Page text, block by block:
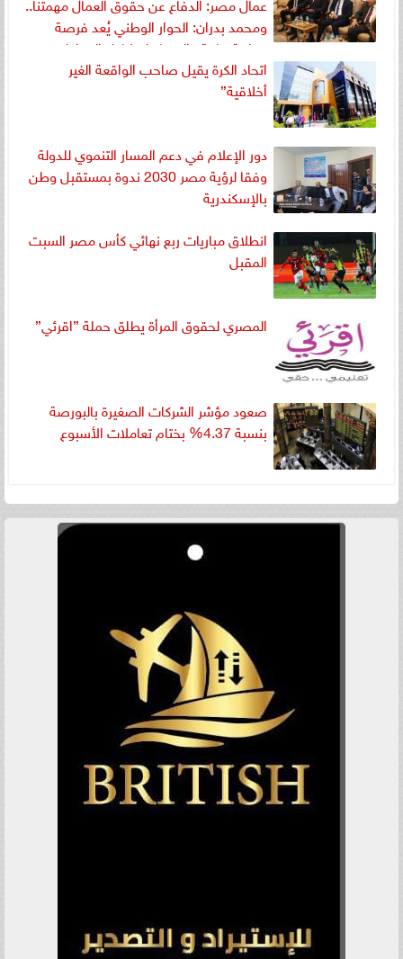
ومحمد بدران: الحوار الوطني يُعد فرصة
حوارية هامة والسماع لمشاكل المواطنين
أولوياتنا
اتحاد الكرة يقيل صاحب الواقعة الغير
أخلاقية”
دور الإعلام في دعم المسار التنموي للدولة
وفقا لرؤية مصر 2030 ندوة بمستقبل وطن
بالإسكندرية
انطلاق مباريات ربع نهائي كأس مصر السبت
المقبل
المصري لحقوق المرأة يطلق حملة ”اقرئي”
صعود مؤشر الشركات الصغيرة بالبورصة
بنسبة 4.37% بختام تعاملات الأسبوع